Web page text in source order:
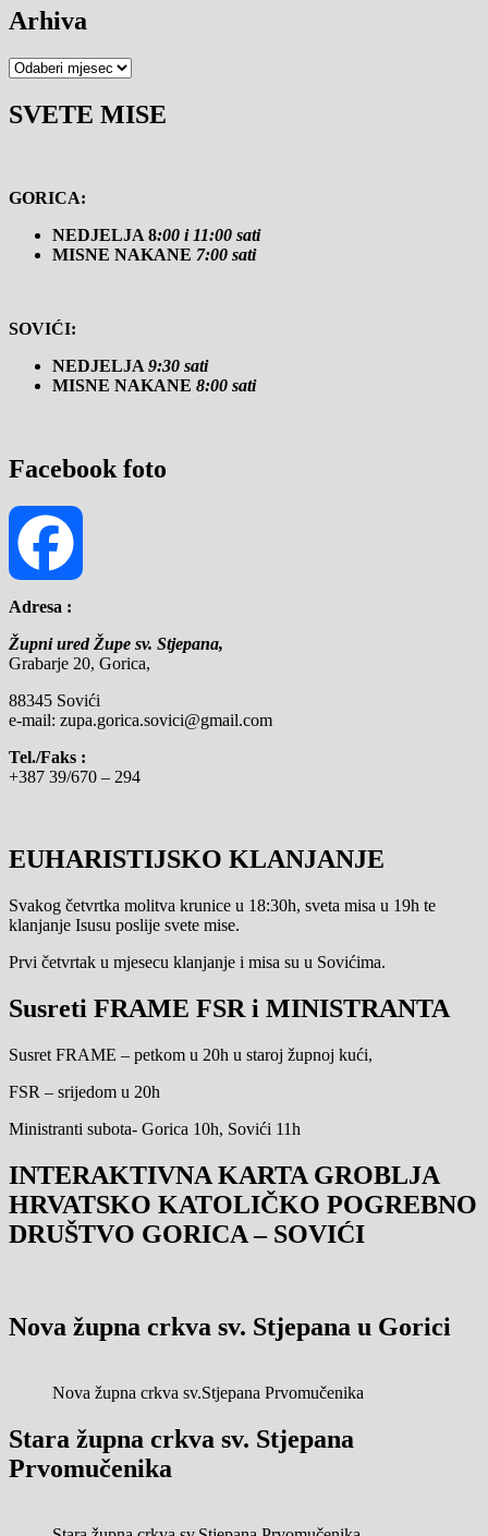
Arhiva
Arhiva
SVETE MISE
GORICA:
NEDJELJA 8:00 i 11:00 sati
MISNE NAKANE 7:00 sati
SOVIĆI:
NEDJELJA 9:30 sati
MISNE NAKANE 8:00 sati
Facebook foto
Facebook
Adresa :
Župni ured Župe sv. Stjepana,
Grabarje 20, Gorica,
88345 Sovići
e-mail: zupa.gorica.sovici@gmail.com
Tel./Faks :
+387 39/670 – 294
EUHARISTIJSKO KLANJANJE
Svakog četvrtka molitva krunice u 18:30h, sveta misa u 19h te
klanjanje Isusu poslije svete mise.
Prvi četvrtak u mjesecu klanjanje i misa su u Sovićima.
Susreti FRAME FSR i MINISTRANTA
Susret FRAME – petkom u 20h u staroj župnoj kući,
FSR – srijedom u 20h
Ministranti subota- Gorica 10h, Sovići 11h
INTERAKTIVNA KARTA GROBLJA
HRVATSKO KATOLIČKO POGREBNO
DRUŠTVO GORICA – SOVIĆI
Nova župna crkva sv. Stjepana u Gorici
Nova župna crkva sv.Stjepana Prvomučenika
Stara župna crkva sv. Stjepana
Prvomučenika